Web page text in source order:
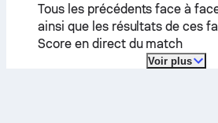
Tous les précédents face à
ainsi que les résultats de ces
Score en direct du match
Voir plus